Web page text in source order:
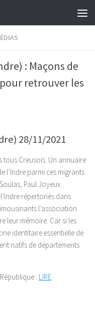
: Maçons de
retrouver les
28/11/2021
tous Creusois. Un annuaire
l’Indre parmi ces migrants
Paul Joyeux…
répertoriés dans
l’association
leur mémoire. Car si les
identitaire essentielle de
natifs de départements
: LIRE